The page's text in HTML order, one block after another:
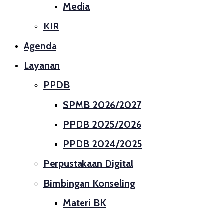
Media
KIR
Agenda
Layanan
PPDB
SPMB 2026/2027
PPDB 2025/2026
PPDB 2024/2025
Perpustakaan Digital
Bimbingan Konseling
Materi BK